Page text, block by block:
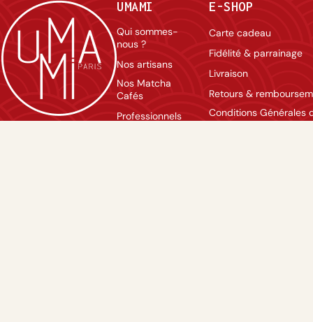
UMAMI
Qui sommes-
nous ?
Nos artisans
Nos Matcha
Cafés
Professionnels
E-SHOP
Carte cadeau
Fidélité & parrainage
Livraison
Retours &
Conditions Générales
Vente